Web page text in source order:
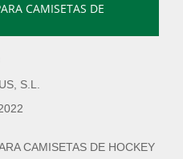
CAMISETAS DE
S.L.
CAMISETAS DE HOCKEY